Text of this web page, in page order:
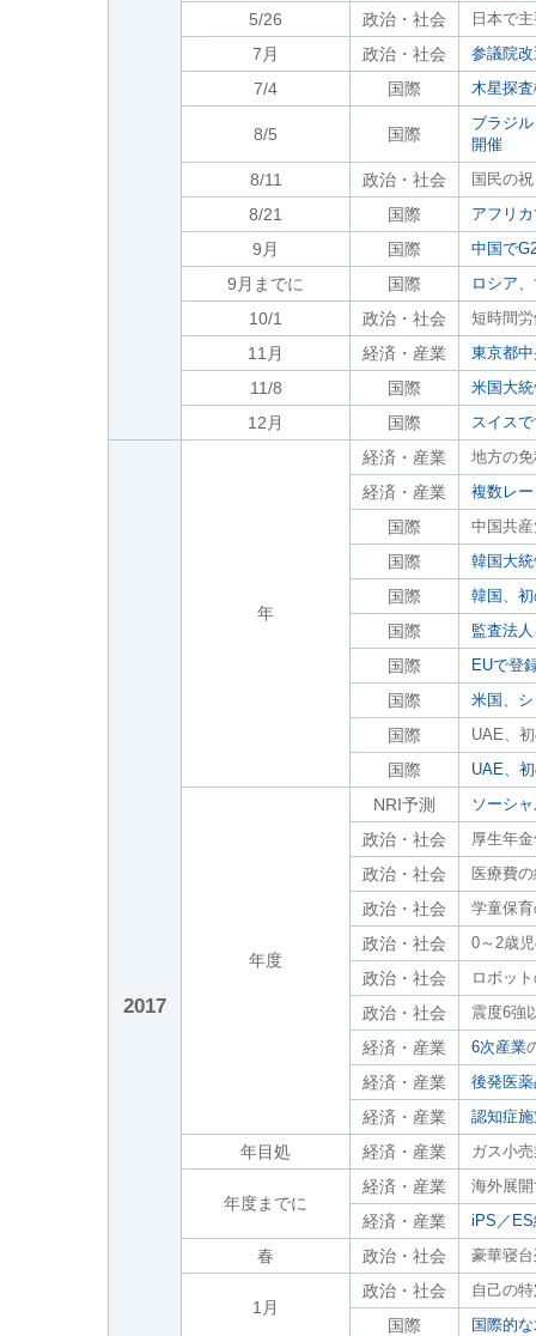
5/26 政治・社会 日本で
7月 政治・社会 参議院
7/4 国際 木星探
8/5 国際
ブラジ
開催
8/11 政治・社会 国民の
8/21 国際 アフリ
9月 国際 中国で
9月までに 国際 ロシア
10/1 政治・社会 短時間
11月 経済・産業 東京都
11/8 国際 米国大
12月 国際 スイス
2017
年
経済・産業 地方の
経済・産業 複数レ
国際 中国共
国際 韓国大
国際 韓国、
国際 監査法
国際 EUで登
国際 米国、
国際 UAE、
国際 UAE、
年度
NRI予測 ソーシ
政治・社会 厚生年
政治・社会 医療費
政治・社会 学童保
政治・社会 0～2歳
政治・社会 ロボッ
政治・社会 震度6強
経済・産業 6次産業
経済・産業 後発医
経済・産業 認知症
年目処 経済・産業 ガス小
年度までに
経済・産業 海外展
経済・産業 iPS／
春 政治・社会 豪華寝
1月
政治・社会 自己の
国際 国際的